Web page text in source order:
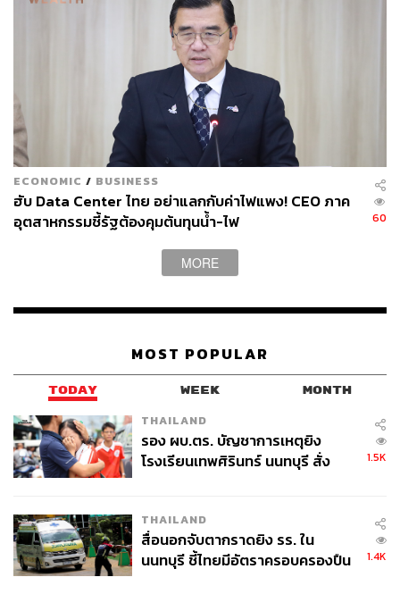
ขุดน้ำมันและก๊าซธรรมชาติเหนือทะเลติมอร์ ที่ชื่อ Greater
การประนอมภาคบังคับเป็นหนทางเดียวที่ติมอร์ เลสเต
สามารถใช้ในการเจรจากับออสเตรเลียเกี่ยวกับเขตแดนถาวร
ได้ เนื่องจากในเดือนมีนาคมปี 2002 หรือ 2 เดือนก่อนที่
ติมอร์-เลสเตจะได้รับเอกราช และเตรียมให้สัตยาบันใน
อนุสัญญา UNCLOS แต่รัฐบาลออสเตรเลียตัดสินใจประกาศ
ไม่รับอำนาจอนุญาโตตุลาการระหว่างประเทศ และศาล
ยุติธรรมระหว่างประเทศ ในเรื่องที่เกี่ยวกับการกำหนด
เขตแดนทางทะเล ส่งผลให้เมื่อติมอร์ ให้สัตยาบันและเข้าเป็น
รัฐภาคีใน UNCLOS แล้ว จึงได้เริ่มใช้กระบวนการประนอม
ออสเตรเลียได้ยื่นข้อเสนอต่อคณะกรรมาธิการและเข้าร่วม
กระบวนการเจรจาไกล่เกลี่ยจนสามารถตกลงกันเกี่ยวกับ
เขตแดนทางทะเลถาวรได้ ก่อนจะมีการลงนามในสนธิสัญญา
และก๊าซธรรมชาติ สูงถึง 70% จากเดิมที่ต้องแบ่งเท่ากันทั้ง 2
ประเทศ ขณะที่ออสเตรเลียสูญเสียอำนาจทางกฎหมายและ
การบริหารจัดการในแหล่งน้ำมัน
อ้างอิง :
https://www.khmertimeskh.com/501911133/cambodi
a-invokes-un-mechanism-over-maritime-dispute-with
-thailand-citing-exhaustion-of-bilateral-talks/
ECONOMIC / BUSINESS
ฮับ Data Center ไทย อย่าแลกกับค่าไฟแพง! CEO ภาค
อุตสาหกรรมชี้รัฐต้องคุมต้นทุนน้ำ-ไฟ
60
MORE
MOST POPULAR
TODAY WEEK MONTH
THAILAND
รอง ผบ.ตร. บัญชาการเหตุยิง
โรงเรียนเทพศิรินทร์ นนทบุรี สั่ง
1.5K
THAILAND
สื่อนอกจับตากราดยิง รร. ใน
นนทบุรี ชี้ไทยมีอัตราครอบครองปืน
1.4K